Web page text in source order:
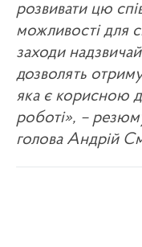
розвивати цю
можливості для
заходи
дозволять
яка є корисною
роботі», –
голова Андрій